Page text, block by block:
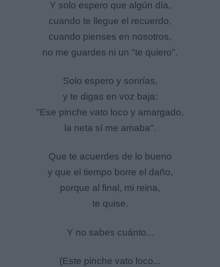
Y solo espero que algún día,
cuando te llegue el recuerdo,
cuando pienses en nosotros,
no me guardes ni un "te quiero".
Solo espero y sonrías,
y te digas en voz baja:
"Ese pinche vato loco y amargado,
la neta sí me amaba".
Que te acuerdes de lo bueno
y que el tiempo borre el daño,
porque al final, mi reina,
te quise.
Y no sabes cuánto...
(Este pinche vato loco...